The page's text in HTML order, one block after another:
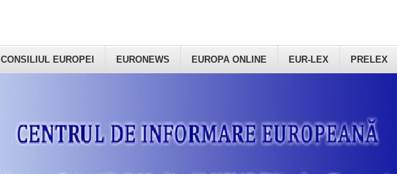
CONSILIUL EUROPEI EURONEWS EUROPA ONLINE EUR-LEX PRELEX